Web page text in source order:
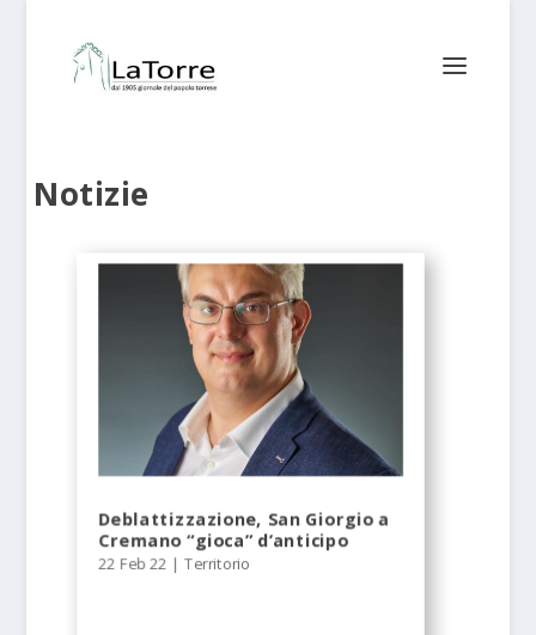
Notizie
Deblattizzazione, San Giorgio a
Cremano “gioca” d’anticipo
22 Feb 22 |Territorio